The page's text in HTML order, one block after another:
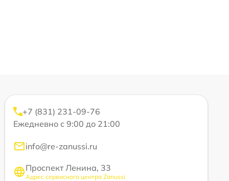
+7 (831) 231-09-76
Ежедневно с 9:00 до 21:00
info@re-zanussi.ru
Проспект Ленина, 33
Адрес сервисного центра Zanussi